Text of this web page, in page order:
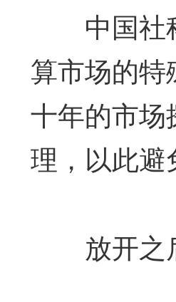
中国社科
算市场的
十年的市
理，以此
放开之